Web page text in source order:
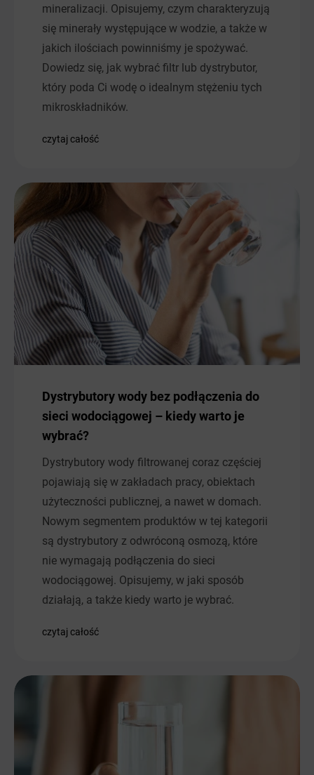
mineralizacji. Opisujemy, czym charakteryzują
się minerały występujące w wodzie, a także w
jakich ilościach powinniśmy je spożywać.
Dowiedz się, jak wybrać filtr lub dystrybutor,
który poda Ci wodę o idealnym stężeniu tych
mikroskładników.
czytaj całość
Dystrybutory wody bez podłączenia do
sieci wodociągowej – kiedy warto je
wybrać?
Dystrybutory wody filtrowanej coraz częściej
pojawiają się w zakładach pracy, obiektach
użyteczności publicznej, a nawet w domach.
Nowym segmentem produktów w tej kategorii
są dystrybutory z odwróconą osmozą, które
nie wymagają podłączenia do sieci
wodociągowej. Opisujemy, w jaki sposób
działają, a także kiedy warto je wybrać.
czytaj całość